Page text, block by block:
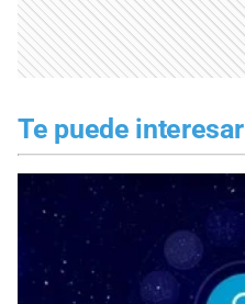
Te puede interesar